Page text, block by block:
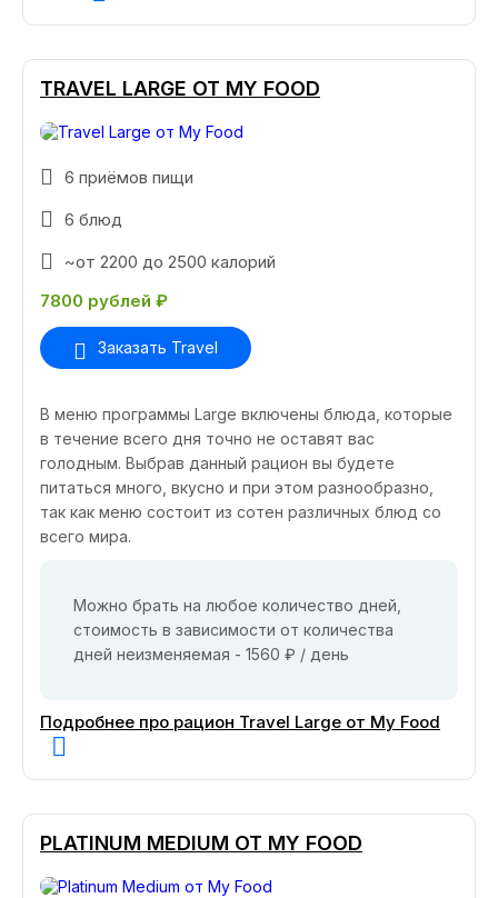
TRAVEL LARGE ОТ MY FOOD
6 приёмов пищи
6 блюд
~от 2200 до 2500 калорий
7800 рублей ₽
Заказать Travel
В меню программы Large включены блюда, которые
в течение всего дня точно не оставят вас
голодным. Выбрав данный рацион вы будете
питаться много, вкусно и при этом разнообразно,
так как меню состоит из сотен различных блюд со
всего мира.
Можно брать на любое количество дней,
стоимость в зависимости от количества
дней неизменяемая - 1560 ₽ / день
Подробнее про рацион Travel Large от My Food
PLATINUM MEDIUM ОТ MY FOOD